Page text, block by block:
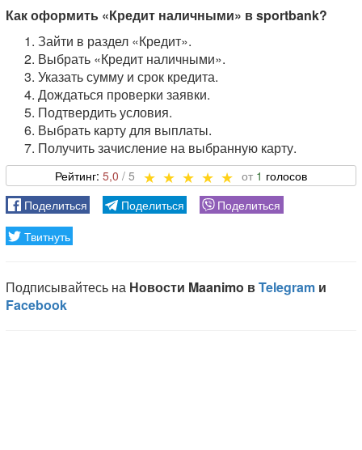
Как оформить «Кредит наличными» в sportbank?
Зайти в раздел «Кредит».
Выбрать «Кредит наличными».
Указать сумму и срок кредита.
Дождаться проверки заявки.
Подтвердить условия.
Выбрать карту для выплаты.
Получить зачисление на выбранную карту.
5,0 1